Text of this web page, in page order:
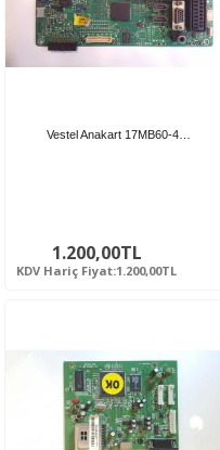
Vestel Anakart 17MB60-4…
1.200,00TL
KDV Hariç Fiyat:1.200,00TL